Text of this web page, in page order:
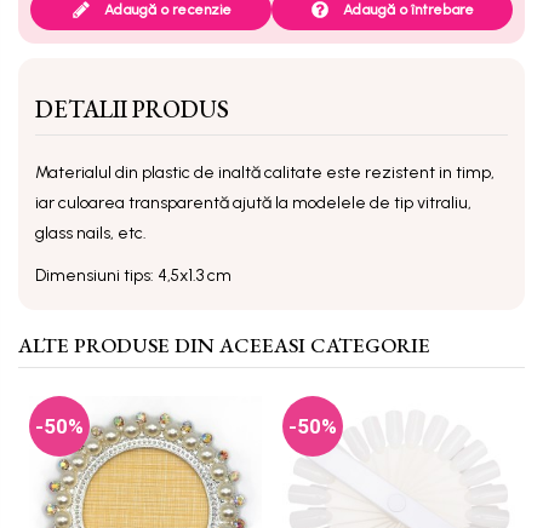
Adaugă o recenzie Adaugă o întrebare
DETALII PRODUS
Materialul din plastic de inaltă calitate este rezistent in timp,
iar culoarea transparentă ajută la modelele de tip vitraliu,
glass nails, etc.
Dimensiuni tips: 4,5x1.3 cm
ALTE PRODUSE DIN ACEEASI CATEGORIE
-50% -50%